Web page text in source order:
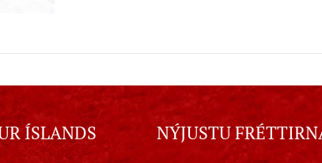
ÍSLANDS NÝJUSTU